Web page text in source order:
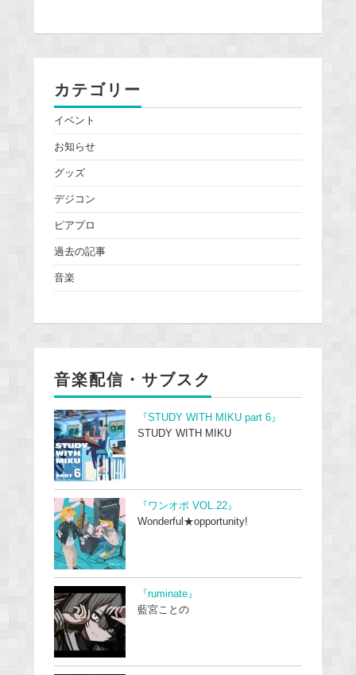
カテゴリー
イベント
お知らせ
グッズ
デジコン
ピアプロ
過去の記事
音楽
音楽配信・サブスク
『STUDY WITH MIKU part 6』
STUDY WITH MIKU
『ワンオポ VOL.22』
Wonderful★opportunity!
『ruminate』
藍宮ことの